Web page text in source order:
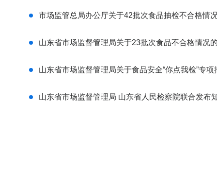
答
市场监管总局办公厅关于42批次食品抽检不合格情
山东省市场监督管理局关于23批次食品不合格情况
山东省市场监督管理局关于食品安全“你点我检”专
山东省市场监督管理局 山东省人民检察院联合发布